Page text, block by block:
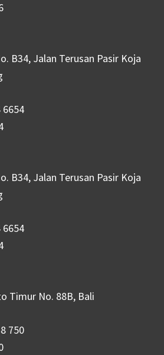
B34, Jalan Terusan Pasir Koja
6654
B34, Jalan Terusan Pasir Koja
6654
Timur No. 88B, Bali
750